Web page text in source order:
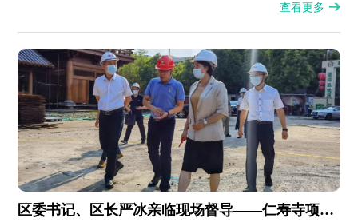
查看更多
区委书记、区长严冰亲临现场督导——仁寿寺项目